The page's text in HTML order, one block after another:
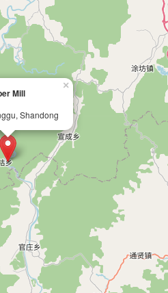
Mill
Shandong
×